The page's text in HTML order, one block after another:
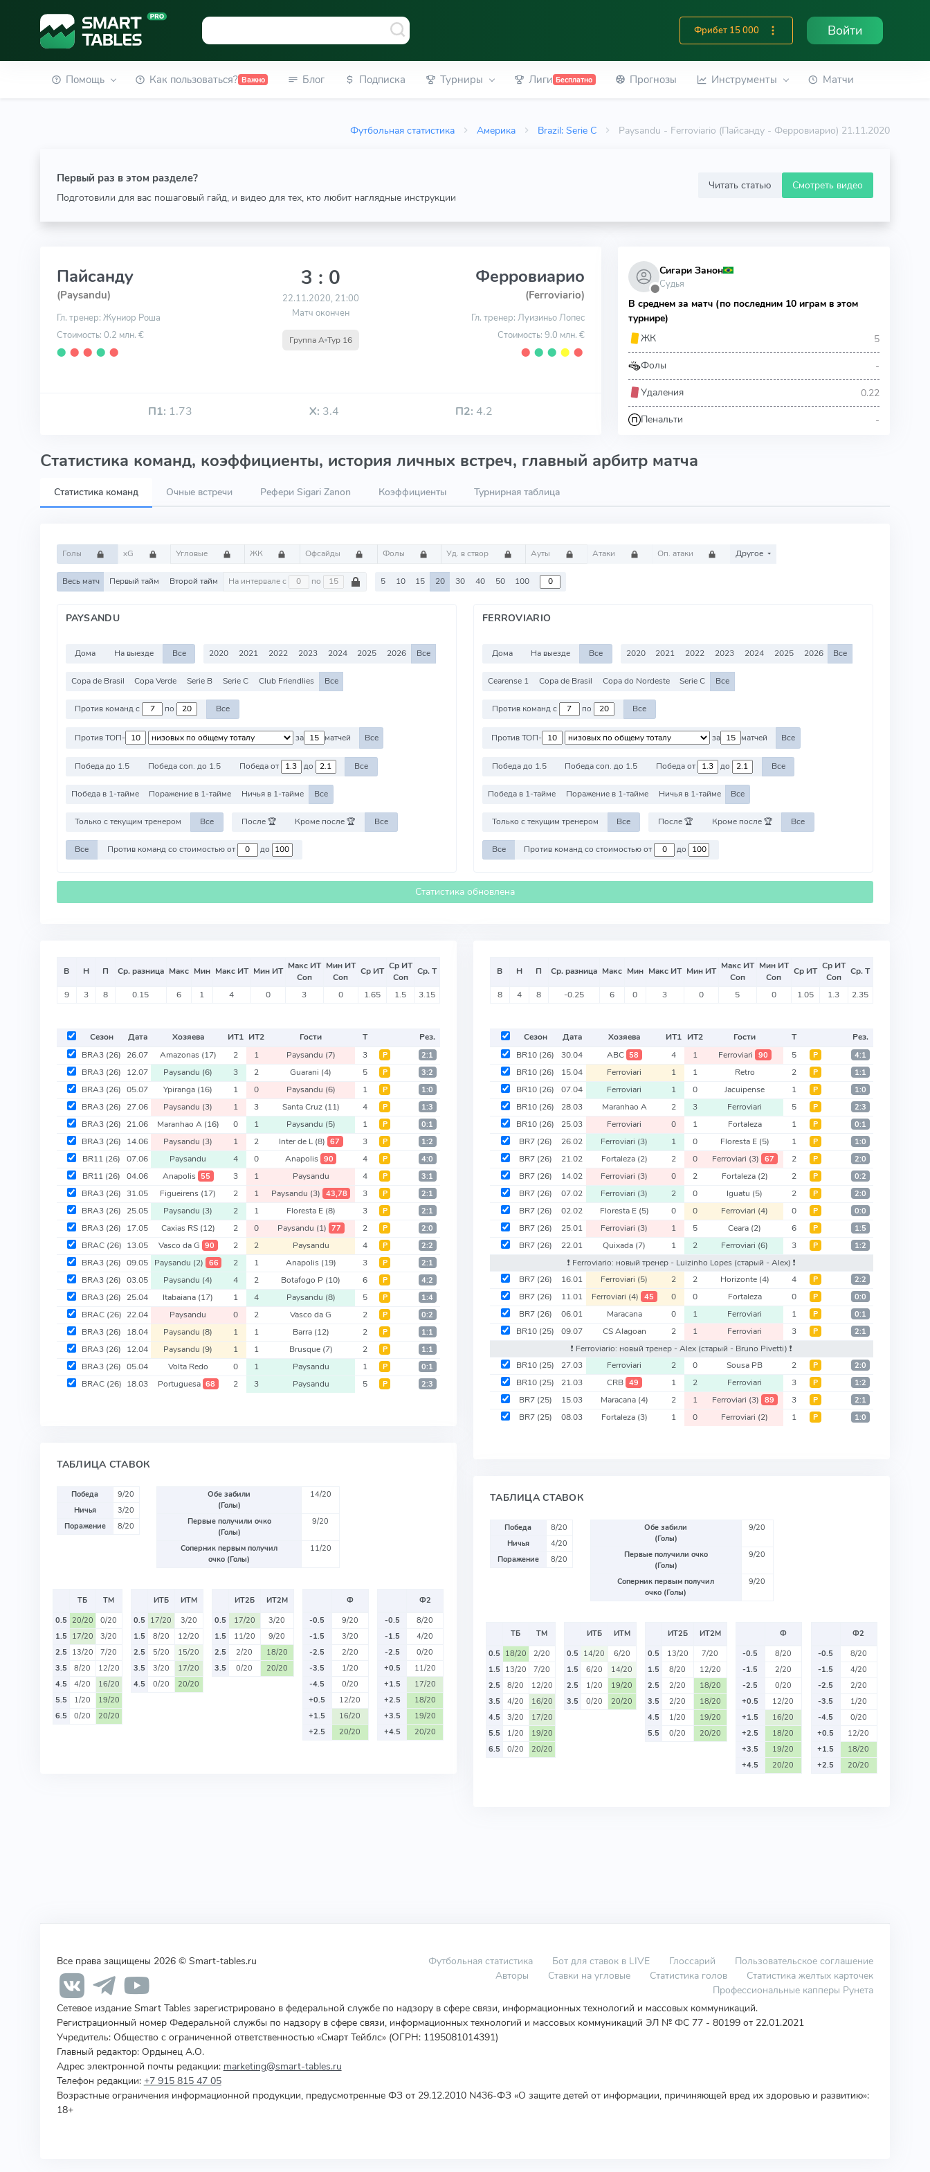
Фрибет 15 000 Войти
Помощь Как пользоваться? Важно Блог Подписка Турниры Лиги Бесплатно Прогнозы Инструменты Матчи
Футбольная статистика Америка Brazil: Serie C Paysandu - Ferroviario (Пайсанду - Ферровиарио) 21.11.2020
Первый раз в этом разделе?
Подготовили для вас пошаговый гайд, и видео для тех, кто любит наглядные инструкции
Читать статью Смотреть видео
Пайсанду
(Paysandu)
Гл. тренер: Жуниор Роша
Стоимость: 0.2 млн. €
⬤ ⬤ ⬤ ⬤ ⬤
3 : 0
22.11.2020, 21:00
Матч окончен
Группа A Тур 16
Ферровиарио
(Ferroviario)
Гл. тренер: Луизиньо Лопес
Стоимость: 9.0 млн. €
⬤ ⬤ ⬤ ⬤ ⬤
П1: 1.73 Х: 3.4 П2: 4.2
⬤
Сигари Занон
Судья
В среднем за матч (по последним 10 играм в этом
турнире)
ЖК
5
Фолы -
Удаления 0.22
Пенальти -
Статистика команд, коэффициенты, история личных встреч, главный арбитр матча
Статистика команд Очные встречи Рефери Sigari Zanon Коэффициенты Турнирная таблица
Голы xG Угловые ЖК Офсайды Фолы Уд. в створ Ауты Атаки Оп. атаки Другое
Весь матч Первый тайм Второй тайм На интервале с по 5 10 15 20 30 40 50 100
PAYSANDU
Дома На выезде Все 2020 2021 2022 2023 2024 2025 2026 Все
Copa de Brasil Copa Verde Serie B Serie C Club Friendlies Все
Против команд с по Все
Против ТОП- за матчей Все
Победа до 1.5 Победа соп. до 1.5 Победа от до Все
Победа в 1-тайме Поражение в 1-тайме Ничья в 1-тайме Все
Только с текущим тренером Все После 🏆 Кроме после 🏆 Все
Все Против команд со стоимостью от до
FERROVIARIO
Дома На выезде Все 2020 2021 2022 2023 2024 2025 2026 Все
Cearense 1 Copa de Brasil Copa do Nordeste Serie C Все
Против команд с по Все
Против ТОП- за матчей Все
Победа до 1.5 Победа соп. до 1.5 Победа от до Все
Победа в 1-тайме Поражение в 1-тайме Ничья в 1-тайме Все
Только с текущим тренером Все После 🏆 Кроме после 🏆 Все
Все Против команд со стоимостью от до
Статистика обновлена
В Н П Ср. разница Макс Мин Макс ИТ Мин ИТ Макс ИТ
Соп
Мин ИТ
Соп
Ср ИТ Ср ИТ
Соп
Ср. Т
9 3 8 0.15 6 1 4 0 3 0 1.65 1.5 3.15
Сезон Дата Хозяева ИТ1 ИТ2 Гости Т
Рез.
BRA3 (26) 26.07 Amazonas (17) 2 1 Paysandu (7) 3 Р 2:1
BRA3 (26) 12.07 Paysandu (6) 3 2 Guarani (4) 5 Р 3:2
BRA3 (26) 05.07 Ypiranga (16) 1 0 Paysandu (6) 1 Р 1:0
BRA3 (26) 27.06 Paysandu (3) 1 3 Santa Cruz (11) 4 Р 1:3
BRA3 (26) 21.06 Maranhao A (16) 0 1 Paysandu (5) 1 Р 0:1
BRA3 (26) 14.06 Paysandu (3) 1 2 Inter de L(8) 67 3 Р 1:2
BR11 (26) 07.06 Paysandu 4 0 Anapolis 90 4 Р 4:0
BR11 (26) 04.06 Anapolis 55 3 1 Paysandu 4 Р 3:1
BRA3 (26) 31.05 Figueirens (17) 2 1 Paysandu (3) 43,78 3 Р 2:1
BRA3 (26) 25.05 Paysandu (3) 2 1 Floresta E (8) 3 Р 2:1
BRA3 (26) 17.05 Caxias RS (12) 2 0 Paysandu (1) 77 2 Р 2:0
BRAC (26) 13.05 Vasco da G 90 2 2 Paysandu 4 Р 2:2
BRA3 (26) 09.05 Paysandu (2) 66 2 1 Anapolis (19) 3 Р 2:1
BRA3 (26) 03.05 Paysandu (4) 4 2 Botafogo P (10) 6 Р 4:2
BRA3 (26) 25.04 Itabaiana (17) 1 4 Paysandu (8) 5 Р 1:4
BRAC (26) 22.04 Paysandu 0 2 Vasco da G 2 Р 0:2
BRA3 (26) 18.04 Paysandu (8) 1 1 Barra (12) 2 Р 1:1
BRA3 (26) 12.04 Paysandu (9) 1 1 Brusque (7) 2 Р 1:1
BRA3 (26) 05.04 Volta Redo 0 1 Paysandu 1 Р 0:1
BRAC (26) 18.03 Portuguesa 68 2 3 Paysandu 5 Р 2:3
ТАБЛИЦА СТАВОК
Победа
9/20
Ничья
3/20
Поражение
8/20
Обе забили
(Голы)
14/20
Первые получили очко
(Голы)
9/20
Соперник первым получил
очко (Голы)
11/20
ТБ
ТМ
0.5 20/20
0/20
1.5 17/20
3/20
2.5 13/20
7/20
3.5
8/20
12/20
4.5
4/20
16/20
5.5
1/20
19/20
6.5
0/20 20/20
ИТБ
ИТМ
0.5 17/20
3/20
1.5
8/20
12/20
2.5
5/20
15/20
3.5
3/20
17/20
4.5
0/20 20/20
ИТ2Б
ИТ2М
0.5
17/20
3/20
1.5
11/20
9/20
2.5
2/20
18/20
3.5
0/20 20/20
Ф
-0.5
9/20
-1.5
3/20
-2.5
2/20
-3.5
1/20
-4.5
0/20
+0.5
12/20
+1.5
16/20
+2.5
20/20
Ф2
-0.5
8/20
-1.5
4/20
-2.5
0/20
+0.5
11/20
+1.5
17/20
+2.5
18/20
+3.5
19/20
+4.5
20/20
В Н П Ср. разница Макс Мин Макс ИТ Мин ИТ Макс ИТ
Соп
Мин ИТ
Соп
Ср ИТ Ср ИТ
Соп
Ср. Т
8 4 8 -0.25 6 0 3 0 5 0 1.05 1.3 2.35
Сезон Дата Хозяева ИТ1 ИТ2 Гости Т
Рез.
BR10 (26) 30.04 ABC 58 4 1 Ferroviari 90 5 Р 4:1
BR10 (26) 15.04 Ferroviari 1 1 Retro 2 Р 1:1
BR10 (26) 07.04 Ferroviari 1 0 Jacuipense 1 Р 1:0
BR10 (26) 28.03 Maranhao A 2 3 Ferroviari 5 Р 2:3
BR10 (26) 25.03 Ferroviari 0 1 Fortaleza 1 Р 0:1
BR7 (26) 26.02 Ferroviari (3) 1 0 Floresta E (5) 1 Р 1:0
BR7 (26) 21.02 Fortaleza (2) 2 0 Ferroviari (3) 67 2 Р 2:0
BR7 (26) 14.02 Ferroviari (3) 0 2 Fortaleza (2) 2 Р 0:2
BR7 (26) 07.02 Ferroviari (3) 2 0 Iguatu (5) 2 Р 2:0
BR7 (26) 02.02 Floresta E (5) 0 0 Ferroviari (4) 0 Р 0:0
BR7 (26) 25.01 Ferroviari (3) 1 5 Ceara (2) 6 Р 1:5
BR7 (26) 22.01 Quixada (7) 1 2 Ferroviari (6) 3 Р 1:2
❗️ Ferroviario: новый тренер - Luizinho Lopes (старый - Alex) ❗️
BR7 (26) 16.01 Ferroviari (5) 2 2 Horizonte (4) 4 Р 2:2
BR7 (26) 11.01 Ferroviari (4) 45 0 0 Fortaleza 0 Р 0:0
BR7 (26) 06.01 Maracana 0 1 Ferroviari 1 Р 0:1
BR10 (25) 09.07 CS Alagoan 2 1 Ferroviari 3 Р 2:1
❗️ Ferroviario: новый тренер - Alex (старый - Bruno Pivetti) ❗️
BR10 (25) 27.03 Ferroviari 2 0 Sousa PB 2 Р 2:0
BR10 (25) 21.03 CRB 49 1 2 Ferroviari 3 Р 1:2
BR7 (25) 15.03 Maracana (4) 2 1 Ferroviari (3) 89 3 Р 2:1
BR7 (25) 08.03 Fortaleza (3) 1 0 Ferroviari (2) 1 Р 1:0
ТАБЛИЦА СТАВОК
Победа
8/20
Ничья
4/20
Поражение
8/20
Обе забили
(Голы)
9/20
Первые получили очко
(Голы)
9/20
Соперник первым получил
очко (Голы)
9/20
ТБ
ТМ
0.5 18/20
2/20
1.5 13/20
7/20
2.5
8/20
12/20
3.5
4/20
16/20
4.5
3/20
17/20
5.5
1/20
19/20
6.5
0/20 20/20
ИТБ
ИТМ
0.5 14/20
6/20
1.5
6/20
14/20
2.5
1/20
19/20
3.5
0/20 20/20
ИТ2Б
ИТ2М
0.5
13/20
7/20
1.5
8/20
12/20
2.5
2/20
18/20
3.5
2/20
18/20
4.5
1/20
19/20
5.5
0/20 20/20
Ф
-0.5
8/20
-1.5
2/20
-2.5
0/20
+0.5
12/20
+1.5
16/20
+2.5
18/20
+3.5
19/20
+4.5
20/20
Ф2
-0.5
8/20
-1.5
4/20
-2.5
2/20
-3.5
1/20
-4.5
0/20
+0.5
12/20
+1.5
18/20
+2.5
20/20
Все права защищены 2026 © Smart-tables.ru Футбольная статистика Бот для ставок в LIVE Глоссарий
Пользовательское соглашение
Авторы
Ставки на угловые Статистика голов
Статистика желтых карточек
Профессиональные капперы Рунета
Сетевое издание Smart Tables зарегистрировано в федеральной службе по надзору в сфере связи, информационных технологий и массовых коммуникаций.
Регистрационный номер Федеральной службы по надзору в сфере связи, информационных технологий и массовых коммуникаций ЭЛ № ФС 77 - 80199 от 22.01.2021
Учредитель: Общество с ограниченной ответственностью «Смарт Тейблс» (ОГРН: 1195081014391)
Главный редактор: Ордынец А.О.
Адрес электронной почты редакции: marketing@smart-tables.ru
Телефон редакции: +7 915 815 47 05
Возрастные ограничения информационной продукции, предусмотренные ФЗ от 29.12.2010 N436-ФЗ «О защите детей от информации, причиняющей вред их здоровью и развитию»:
18+